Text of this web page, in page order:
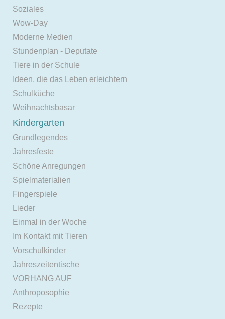
Soziales
Wow-Day
Moderne Medien
Stundenplan - Deputate
Tiere in der Schule
Ideen, die das Leben erleichtern
Schulküche
Weihnachtsbasar
Kindergarten
Grundlegendes
Jahresfeste
Schöne Anregungen
Spielmaterialien
Fingerspiele
Lieder
Einmal in der Woche
Im Kontakt mit Tieren
Vorschulkinder
Jahreszeitentische
VORHANG AUF
Anthroposophie
Rezepte